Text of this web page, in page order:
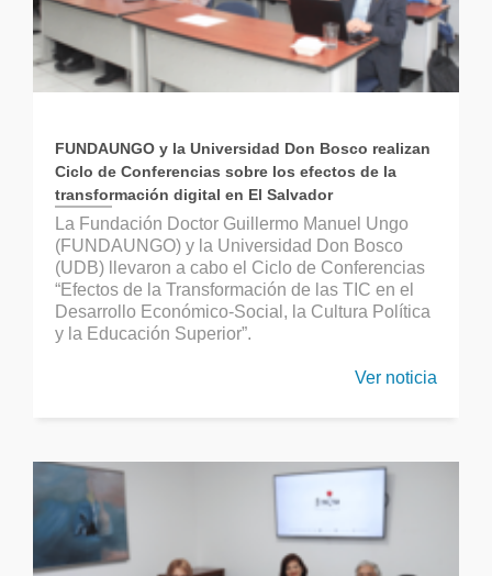
FUNDAUNGO y la Universidad Don Bosco realizan
Ciclo de Conferencias sobre los efectos de la
transformación digital en El Salvador
La Fundación Doctor Guillermo Manuel Ungo
(FUNDAUNGO) y la Universidad Don Bosco
(UDB) llevaron a cabo el Ciclo de Conferencias
“Efectos de la Transformación de las TIC en el
Desarrollo Económico-Social, la Cultura Política
y la Educación Superior”.
Ver noticia